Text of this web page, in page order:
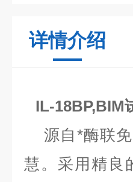
详情介绍
IL-18BP,BIM
源自*酶联免
慧。采用精良